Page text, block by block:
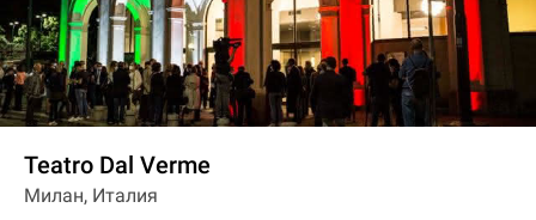
Teatro Dal Verme
Милан, Италия